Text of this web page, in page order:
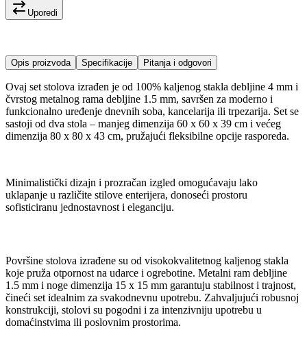
Uporedi
Opis proizvoda Specifikacije Pitanja i odgovori
Ovaj set stolova izrađen je od 100% kaljenog stakla debljine 4 mm i
čvrstog metalnog rama debljine 1.5 mm, savršen za moderno i
funkcionalno uređenje dnevnih soba, kancelarija ili trpezarija. Set se
sastoji od dva stola – manjeg dimenzija 60 x 60 x 39 cm i većeg
dimenzija 80 x 80 x 43 cm, pružajući fleksibilne opcije rasporeda.
Minimalistički dizajn i prozračan izgled omogućavaju lako
uklapanje u različite stilove enterijera, donoseći prostoru
sofisticiranu jednostavnost i eleganciju.
Površine stolova izrađene su od visokokvalitetnog kaljenog stakla
koje pruža otpornost na udarce i ogrebotine. Metalni ram debljine
1.5 mm i noge dimenzija 15 x 15 mm garantuju stabilnost i trajnost,
čineći set idealnim za svakodnevnu upotrebu. Zahvaljujući robusnoj
konstrukciji, stolovi su pogodni i za intenzivniju upotrebu u
domaćinstvima ili poslovnim prostorima.